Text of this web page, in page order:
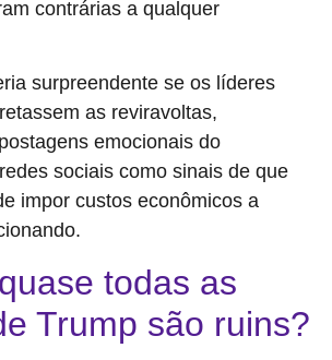
contrárias a qualquer
surpreendente se os líderes
as reviravoltas,
emocionais do
sociais como sinais de que
impor custos econômicos a
todas as
Trump são ruins?